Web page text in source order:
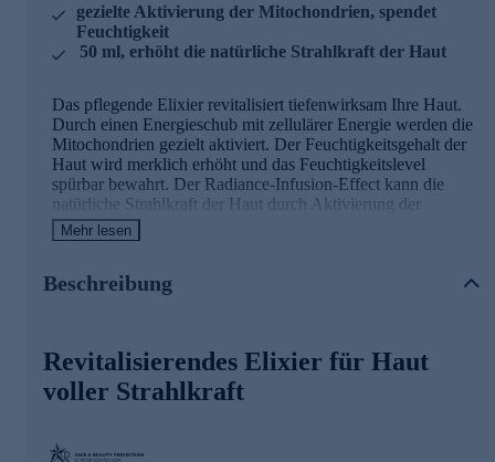
gezielte Aktivierung der Mitochondrien, spendet
Feuchtigkeit
50 ml, erhöht die natürliche Strahlkraft der Haut
Das pflegende Elixier revitalisiert tiefenwirksam Ihre Haut.
Durch einen Energieschub mit zellulärer Energie werden die
Mitochondrien gezielt aktiviert. Der Feuchtigkeitsgehalt der
Haut wird merklich erhöht und das Feuchtigkeitslevel
spürbar bewahrt. Der Radiance-Infusion-Effect kann die
natürliche Strahlkraft der Haut durch Aktivierung der
Zellvitalität entfalten.
Die Inhaltsstoffe des Elixiers und ihre
Wirkweisen
Booster, Cell Aging, Micro XS-Hyaluronsäure)
Power Cell Booster
das hauteigene Mikrobiom "trainieren" kann
Mehr lesen
Beschreibung
Revitalisierendes Elixier für Haut
voller Strahlkraft